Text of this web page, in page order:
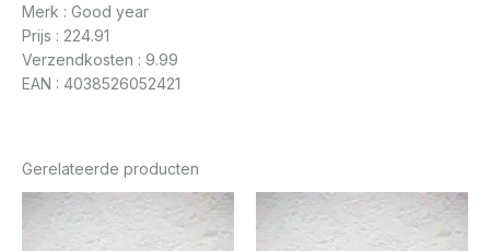
Merk : Good year
Prijs : 224.91
Verzendkosten : 9.99
EAN : 4038526052421
Gerelateerde producten